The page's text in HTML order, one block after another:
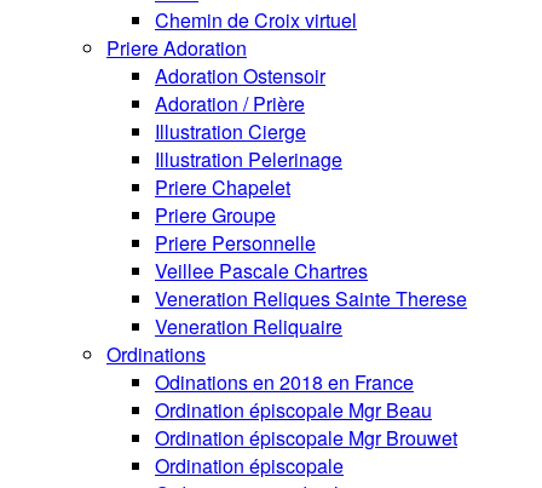
Chemin de Croix virtuel
Priere Adoration
Adoration Ostensoir
Adoration / Prière
Illustration Cierge
Illustration Pelerinage
Priere Chapelet
Priere Groupe
Priere Personnelle
Veillee Pascale Chartres
Veneration Reliques Sainte Therese
Veneration Reliquaire
Ordinations
Odinations en 2018 en France
Ordination épiscopale Mgr Beau
Ordination épiscopale Mgr Brouwet
Ordination épiscopale